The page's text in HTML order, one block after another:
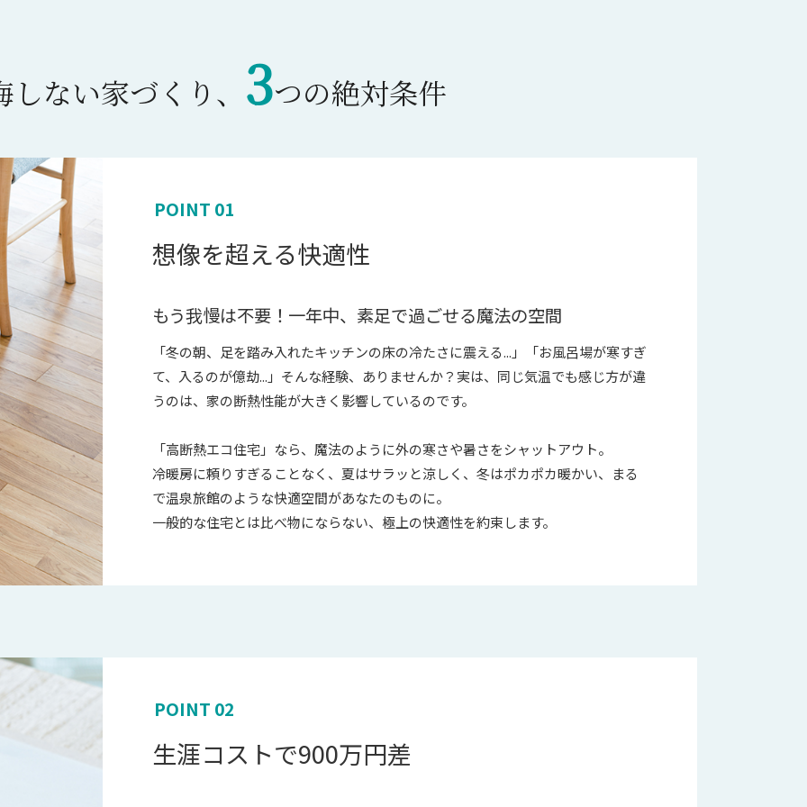
しない家づくり、 3つの絶対条件
POINT 01
想像を超える快適性
もう我慢は不要！一年中、素足で過ごせる魔法の空間
「冬の朝、足を踏み入れたキッチンの床の冷たさに震える...」「お風呂場が寒すぎ
て、入るのが億劫...」そんな経験、ありませんか？実は、同じ気温でも感じ方が違
うのは、家の断熱性能が大きく影響しているのです。
「高断熱エコ住宅」なら、魔法のように外の寒さや暑さをシャットアウト。
冷暖房に頼りすぎることなく、夏はサラッと涼しく、冬はポカポカ暖かい、まる
で温泉旅館のような快適空間があなたのものに。
一般的な住宅とは比べ物にならない、極上の快適性を約束します。
POINT 02
生涯コストで900万円差